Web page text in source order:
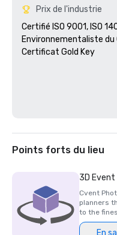
Prix de l'industrie
Certifié ISO 9001, ISO
Environnementaliste du
Certificat Gold Key
Points forts du lieu
3D Event
Cvent
planners
to the
En